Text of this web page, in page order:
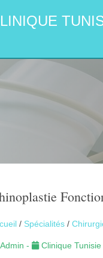
/ Spécialités /
Admin - Clinique Tunisie